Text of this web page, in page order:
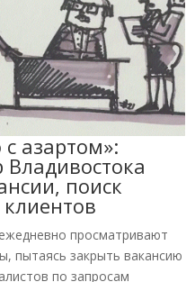
азартом»:
поиск
просматривают
пытаясь закрыть вакансию
по запросам